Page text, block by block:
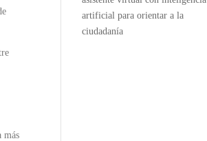
más
artificial para orientar a la
ciudadanía